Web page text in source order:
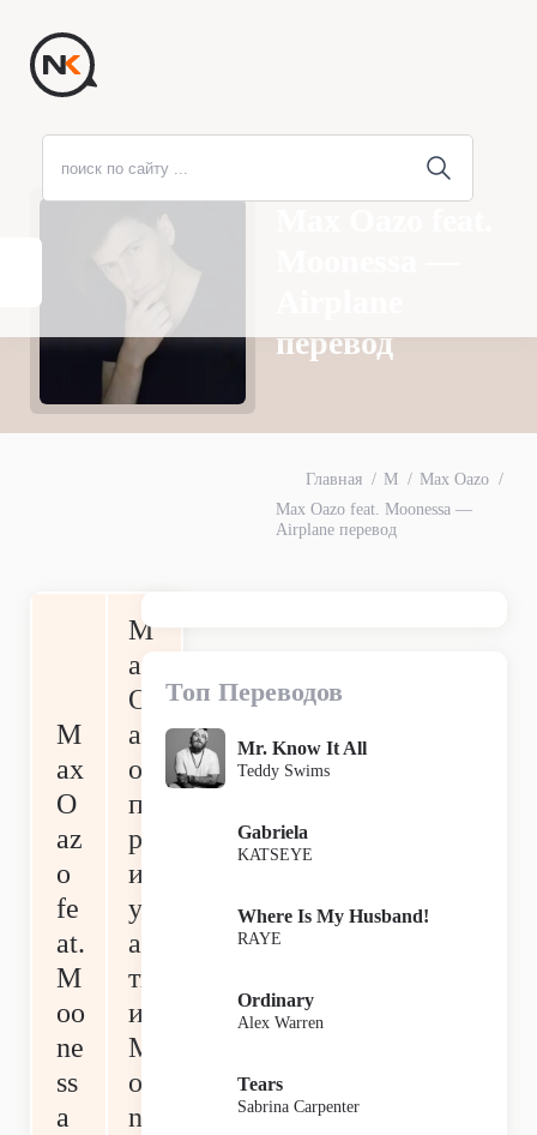
перевод
Главная M
Max Oazo
Max Oazo feat. Moonessa —
Airplane перевод
M
ax
O
az
o
fe
at.
M
oo
ne
ss
a
M
ax
O
az
o
п
р
и
уч
ас
ти
и
M
oo
ne
Топ Переводов
Mr. Know It All
Teddy Swims
Gabriela
KATSEYE
Where Is My Husband!
RAYE
Ordinary
Alex Warren
Tears
Sabrina Carpenter